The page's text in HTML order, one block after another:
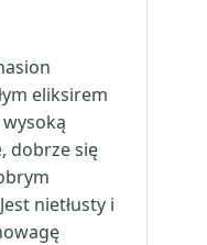
eliksirem
dobrze się
nietłusty i